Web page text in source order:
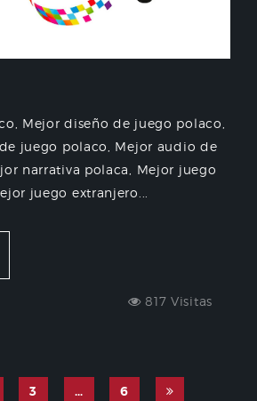
Mejor diseño de juego polaco,
juego polaco, Mejor audio de
narrativa polaca, Mejor juego
juego extranjero...
817 Visitas
3 … 6